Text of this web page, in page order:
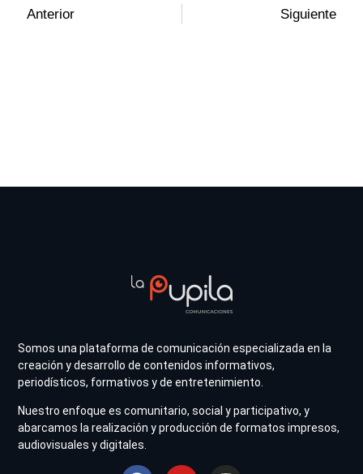
Anterior Siguiente
Somos una plataforma de comunicación especializada en la
creación y desarrollo de contenidos informativos,
periodísticos, formativos y de entretenimiento.
Nuestro enfoque es comunitario, social y participativo, y
abarcamos la realización y producción de formatos impresos,
audiovisuales y digitales.